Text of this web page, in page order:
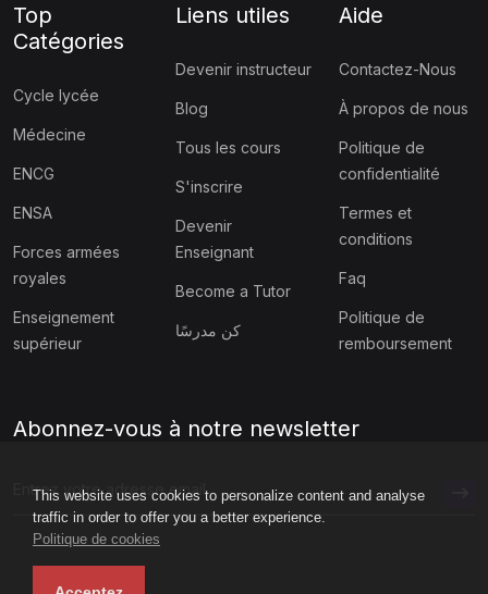
This website uses cookies to personalize content and analyse
traffic in order to offer you a better experience.
Politique de cookies
Top
Catégories
Cycle lycée
Médecine
ENCG
ENSA
Forces armées
royales
Enseignement
supérieur
Liens utiles
Devenir instructeur
Blog
Tous les cours
S'inscrire
Devenir
Enseignant
Become a Tutor
كن مدرسًا
Aide
Contactez-Nous
À propos de nous
Politique de
confidentialité
Termes et
conditions
Faq
Politique de
remboursement
Abonnez-vous à notre newsletter